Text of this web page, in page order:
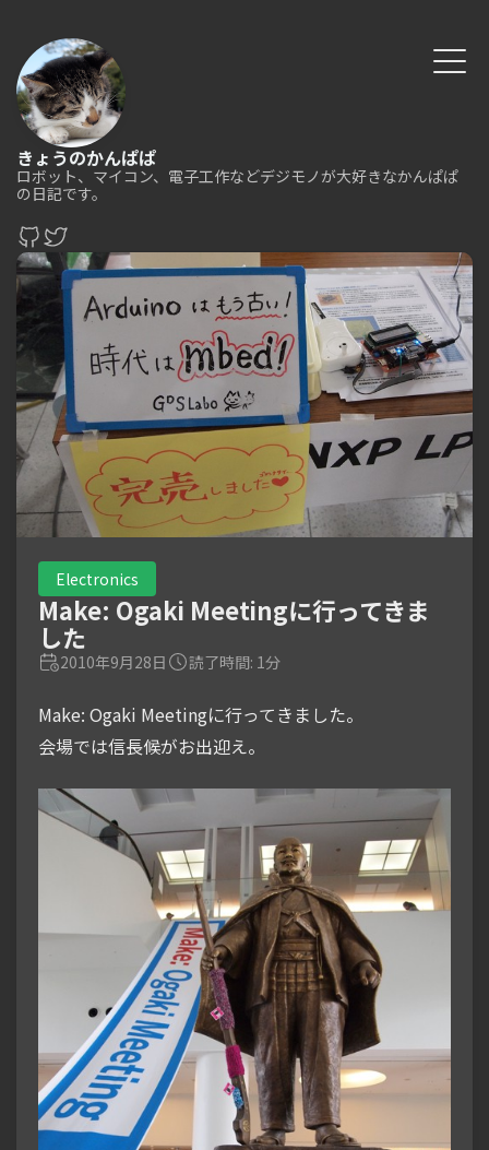
きょうのかんぱぱ
ロボット、マイコン、電子工作などデジモノが大好きなかんぱぱ
の日記です。
Electronics
Make: Ogaki Meetingに行ってきま
した
2010年9月28日 読了時間: 1分
Make: Ogaki Meetingに行ってきました。
会場では信長候がお出迎え。